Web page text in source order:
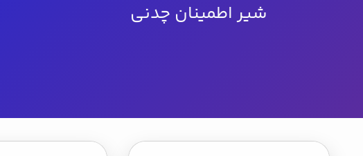
شیر اطمینان چدنی